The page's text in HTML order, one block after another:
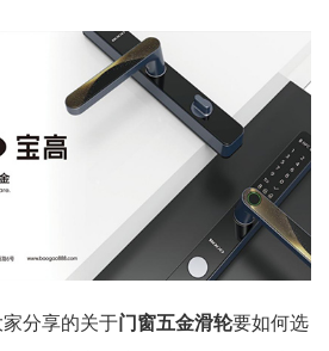
分享的关于门窗五金滑轮要如何选